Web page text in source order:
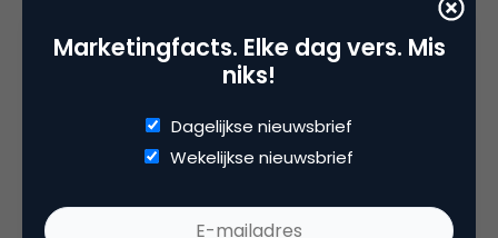
Annelies Verhelst
Adviseur digitale toegankelijkheid bij
Advies van Annelies
Meer dan 25% van de mensen heeft een
Marketingfacts. Elke dag vers. Mis
niks!
Dagelijkse nieuwsbrief
Wekelijkse nieuwsbrief